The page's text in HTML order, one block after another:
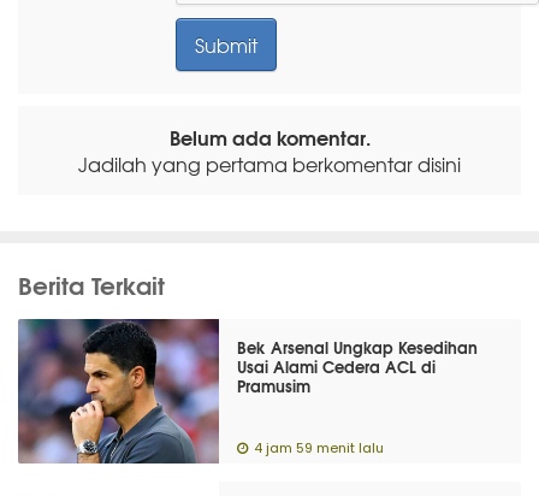
Belum ada komentar.
Jadilah yang pertama berkomentar disini
Berita Terkait
Bek Arsenal Ungkap Kesedihan
Usai Alami Cedera ACL di
Pramusim
4 jam 59 menit lalu